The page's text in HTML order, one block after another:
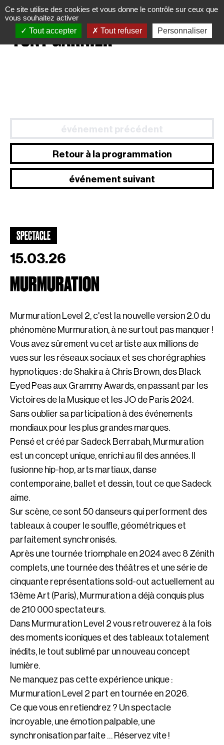
événement précédent
Retour à la programmation
événement suivant
SPECTACLE
15.03.26
MURMURATION
Murmuration Level 2, c'est la nouvelle version 2.0 du
phénomène Murmuration, à ne surtout pas manquer !
Vous avez sûrement vu cet artiste aux millions de
vues sur les réseaux sociaux et ses chorégraphies
hypnotiques : de Shakira à Chris Brown, des Black
Eyed Peas aux Grammy Awards, en passant par les
Victoires de la Musique et les JO de Paris 2024.
Sans oublier sa participation à des événements
mondiaux pour les plus grandes marques.
Pensé et créé par Sadeck Berrabah, Murmuration
est un concept unique, enrichi au fil des années. Il
fusionne hip-hop, arts martiaux, danse
contemporaine, ballet et dessin, tout ce que Sadeck
aime.
Sur scène, ce sont 50 danseurs qui performent des
tableaux à couper le souffle, géométriques et
parfaitement synchronisés.
Après une tournée triomphale en 2024 avec 8 Zénith
complets, une tournée des théâtres et une série de
cinquante représentations sold-out actuellement au
13ème Art (Paris), Murmuration a déjà conquis plus
de 210 000 spectateurs.
Dans Murmuration Level 2 vous retrouverez à la fois
des moments iconiques et des tableaux totalement
inédits, le tout sublimé par un nouveau concept
lumière.
Ne manquez pas cette expérience unique :
Murmuration Level 2 part en tournée en 2026.
Ce que vous en retiendrez ? Un spectacle
incroyable, une émotion palpable, une
synchronisation parfaite … Réservez vite !
Panneau de gestion des cookies
Ce site utilise des cookies et vous donne le contrôle sur ceux que
vous souhaitez activer
Tout accepter
Tout refuser Personnaliser